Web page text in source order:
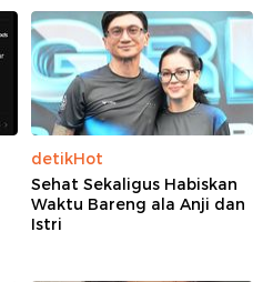
detikHot
Sehat Sekaligus Habiskan
Waktu Bareng ala Anji dan
Istri